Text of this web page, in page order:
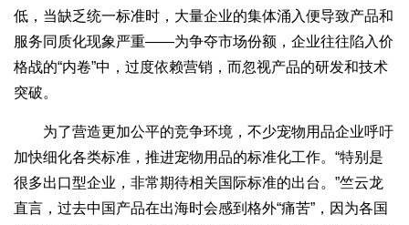
低，当缺乏统一标准时，大量企业的集体涌入便导致产品和
服务同质化现象严重——为争夺市场份额，企业往往陷入价
格战的“内卷”中，过度依赖营销，而忽视产品的研发和技术
突破。
为了营造更加公平的竞争环境，不少宠物用品企业呼吁
加快细化各类标准，推进宠物用品的标准化工作。“特别是
很多出口型企业，非常期待相关国际标准的出台。”竺云龙
直言，过去中国产品在出海时会感到格外“痛苦”，因为各国